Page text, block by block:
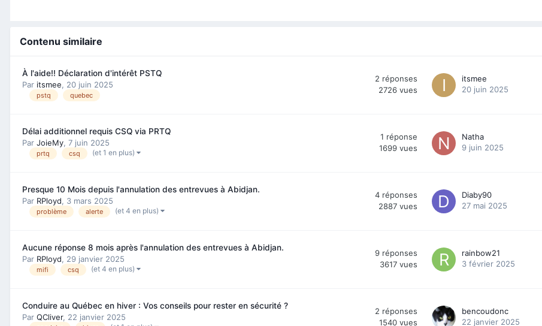
Contenu similaire
À l'aide!! Déclaration d'intérêt PSTQ
Par itsmee, 20 juin 2025
pstq quebec
2 réponses
2726 vues
itsmee
20 juin 2025
Délai additionnel requis CSQ via PRTQ
Par JoieMy, 7 juin 2025
prtq csq (et 1 en plus)
1 réponse
1699 vues
Natha
9 juin 2025
Presque 10 Mois depuis l'annulation des entrevues à Abidjan.
Par RPloyd, 3 mars 2025
problème alerte (et 4 en plus)
4 réponses
2887 vues
Diaby90
27 mai 2025
Aucune réponse 8 mois après l'annulation des entrevues à Abidjan.
Par RPloyd, 29 janvier 2025
mifi csq (et 4 en plus)
9 réponses
3617 vues
rainbow21
3 février 2025
Conduire au Québec en hiver : Vos conseils pour rester en sécurité ?
Par QCliver, 22 janvier 2025
2 réponses
1540 vues
bencoudonc
22 janvier 2025